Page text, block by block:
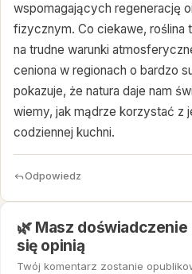
wspomagających regenerację
fizycznym. Co ciekawe, roślina
na trudne warunki
ceniona w regionach o bardzo
pokazuje, że natura daje nam
wiemy, jak mądrze korzystać z
codziennej kuchni.
Odpowiedz
🌿 Masz
się opinią
Twój komentarz zostanie